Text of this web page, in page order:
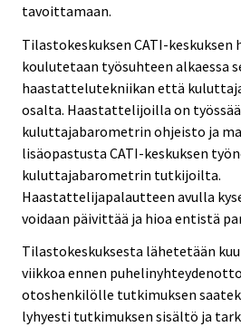
tavoittamaan.
Tilastokeskuksen CATI-
koulutetaan työsuhteen alkaessa
haastattelutekniikan että
osalta. Haastattelijoilla on
kuluttajabarometrin ohjeisto ja
lisäopastusta CATI-keskuksen
kuluttajabarometrin tutkijoilta.
Haastattelijapalautteen avulla
voidaan päivittää ja hioa entistä
Tilastokeskuksesta lähetetään
viikkoa ennen
otoshenkilölle tutkimuksen
lyhyesti tutkimuksen sisältö ja